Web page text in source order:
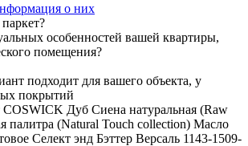
о них
особенностей вашей квартиры,
помещения?
подходит для вашего объекта, у
покрытий
Дуб Сиена натуральная (Raw
палитра (Natural Touch collection) Масло
Селект энд Бэттер Версаль 1143-1509-